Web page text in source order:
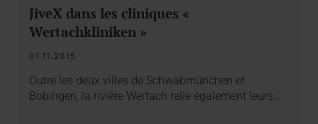
JiveX dans les cliniques «
Wertachkliniken »
01.11.2015
Outre les deux villes de Schwabmünchen et
Bobingen, la rivière Wertach relie également leurs…